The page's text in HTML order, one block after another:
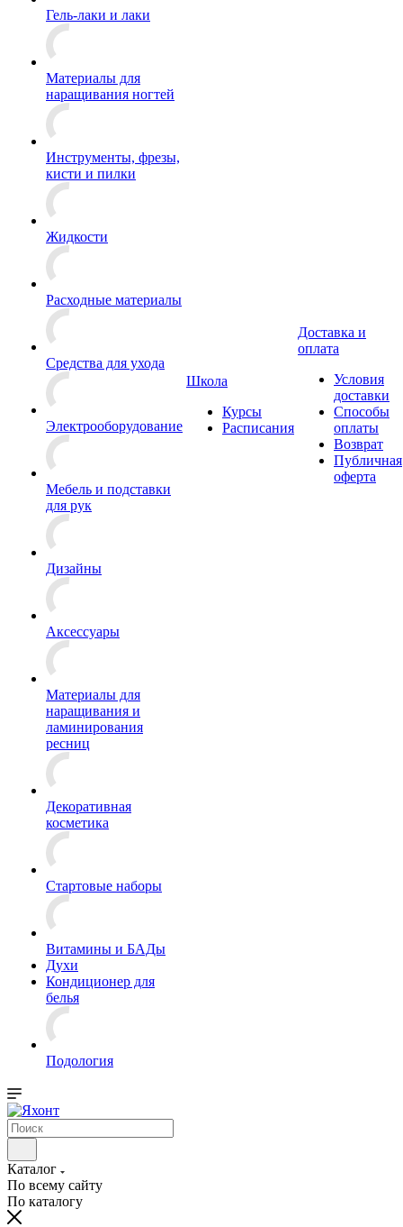
Гель-лаки и лаки
Материалы для
наращивания ногтей
Инструменты, фрезы,
кисти и пилки
Жидкости
Расходные материалы
Средства для ухода
Электрооборудование
Мебель и подставки
для рук
Дизайны
Аксессуары
Материалы для
наращивания и
ламинирования
ресниц
Декоративная
косметика
Стартовые наборы
Витамины и БАДы
Духи
Кондиционер для
белья
Подология
Школа
Курсы
Расписания
Доставка и
оплата
Условия
доставки
Способы
оплаты
Возврат
Публичная
оферта
Каталог
По всему сайту
По каталогу